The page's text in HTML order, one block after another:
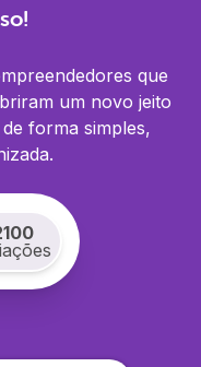
que
um novo jeito
forma simples,